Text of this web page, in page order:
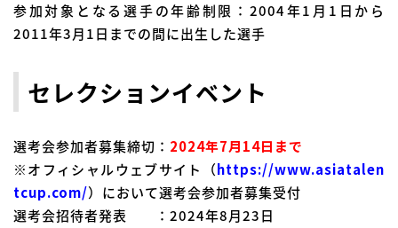
参加対象となる選手の年齢制限：2004年1月1日から
2011年3月1日までの間に出生した選手
セレクションイベント
選考会参加者募集締切： 2024年7月14日まで
※オフィシャルウェブサイト（https://www.asiatalen
tcup.com/）において選考会参加者募集受付
選考会招待者発表 ：2024年8月23日